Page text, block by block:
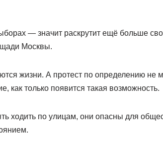
— значит раскрутит ещё больше
Москвы.
жизни. А протест по определению не
как только появится такая возможность.
ходить по улицам, они опасны для